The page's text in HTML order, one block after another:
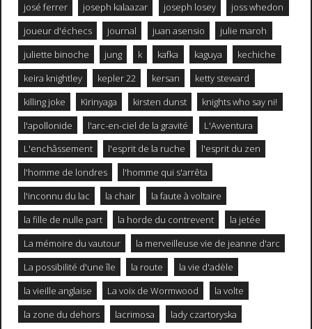
josé ferrer
joseph kalaazar joseph losey
joss whedon
joueur d'échecs
journal juan asensio
julie maroh
juliette binoche
jung k kafka kaguya
kechiche
keira knightley
kepler 22 kersan
ketty steward
killing joke
Kirinyaga kirsten dunst
knights who say ni!
l'apollonide
l'arc-en-ciel de la gravité
L'Avventura
L'enchâssement
l'esprit de la ruche
l'esprit du zen
l'homme de londres
l'homme qui s'arrêta
l'inconnu du lac
la chair
la faute à voltaire
la fille de nulle part
la horde du contrevent
la jetée
La mémoire du vautour
la merveilleuse vie de jeanne d'arc
La possibilité d'une île
la route
la vie d'adèle
la vieille anglaise
La voix de Wormwood
la volte
la zone du dehors
lacrimosa
lady czartoryska